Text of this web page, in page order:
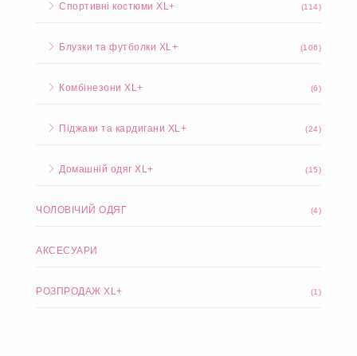
Спортивні костюми XL+ (114)
Блузки та футболки XL+ (106)
Комбінезони XL+ (6)
Піджаки та кардигани XL+ (24)
Домашній одяг XL+ (15)
ЧОЛОВІЧИЙ ОДЯГ (4)
АКСЕСУАРИ
РОЗПРОДАЖ XL+ (1)